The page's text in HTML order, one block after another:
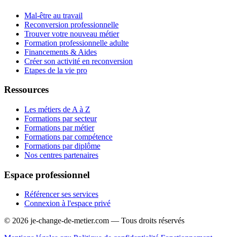
Mal-être au travail
Reconversion professionnelle
Trouver votre nouveau métier
Formation professionnelle adulte
Financements & Aides
Créer son activité en reconversion
Etapes de la vie pro
Ressources
Les métiers de A à Z
Formations par secteur
Formations par métier
Formations par compétence
Formations par diplôme
Nos centres partenaires
Espace professionnel
Référencer ses services
Connexion à l'espace privé
© 2026 je-change-de-metier.com — Tous droits réservés